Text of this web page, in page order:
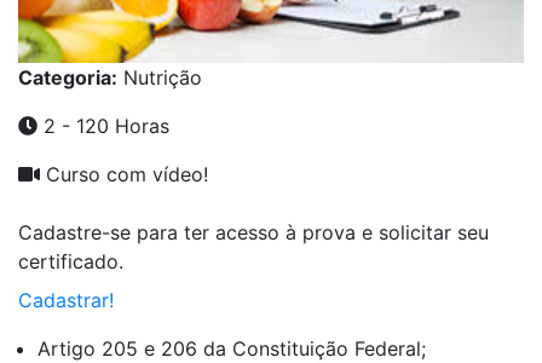
Categoria: Nutrição
2 - 120 Horas
Curso com vídeo!
Cadastre-se para ter acesso à prova e solicitar seu
certificado.
Cadastrar!
Artigo 205 e 206 da Constituição Federal;